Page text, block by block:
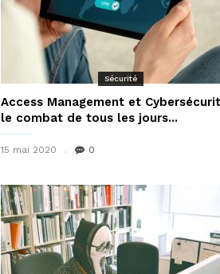
Sécurité
Access Management et
le combat de tous les jours...
15 mai 2020 0